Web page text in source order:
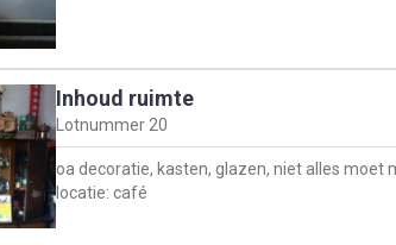
Inhoud ruimte
Lotnummer 20
oa decoratie, kasten, glazen, niet alles moet
locatie: café